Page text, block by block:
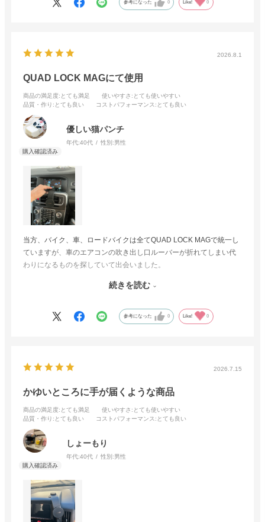
参考になった 0 Like! 0
2026.8.1
QUAD LOCK MAGにて使用
商品の満足度:とても満足 使いやすさ :とても使いやすい
品質・作り :とても良い コストパフォーマンス :とても良い
優しい猫パンチ
年代:40代 性別:男性
当方、バイク、車、ロードバイクは全てQUAD LOCK MAGで統一し
ていますが、車のエアコンの吹き出し口ルーバーが折れてしまい代
わりになるものを探していて出会いました。
HID屋さんのLEDは変えられる所全て入れ替えており、商品、丁寧な
続きを読む
参考になった 0 Like! 0
2026.7.15
かゆいところに手が届くような商品
商品の満足度:とても満足 使いやすさ :とても使いやすい
品質・作り :とても良い コストパフォーマンス :とても良い
しょーもり
年代:40代 性別:男性